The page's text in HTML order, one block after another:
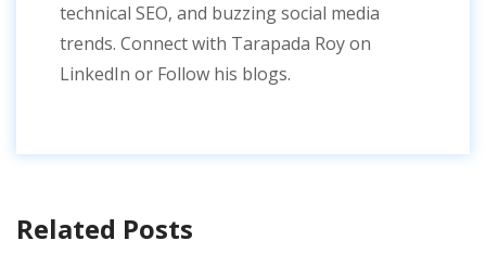
technical SEO, and buzzing social media
trends. Connect with Tarapada Roy on
LinkedIn or Follow his blogs.
Related Posts